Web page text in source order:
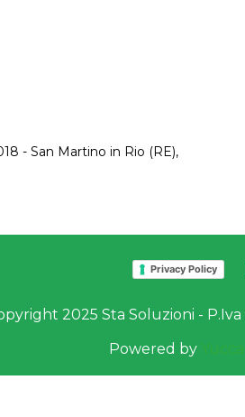
- San Martino in Rio (RE),
Privacy Policy
2025 Sta Soluzioni -
Powered by